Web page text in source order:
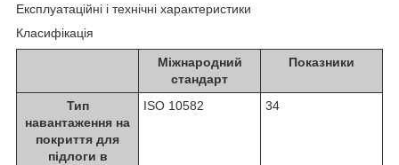
Експлуатаційні і технічні характеристики
Класифікація
Міжнародний
стандарт
Показники
Тип
навантаження на
покриття для
підлоги в
ISO 10582 34